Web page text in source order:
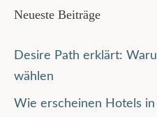
Neueste Beiträge
Desire Path erklärt:
wählen
Wie erscheinen Hotels